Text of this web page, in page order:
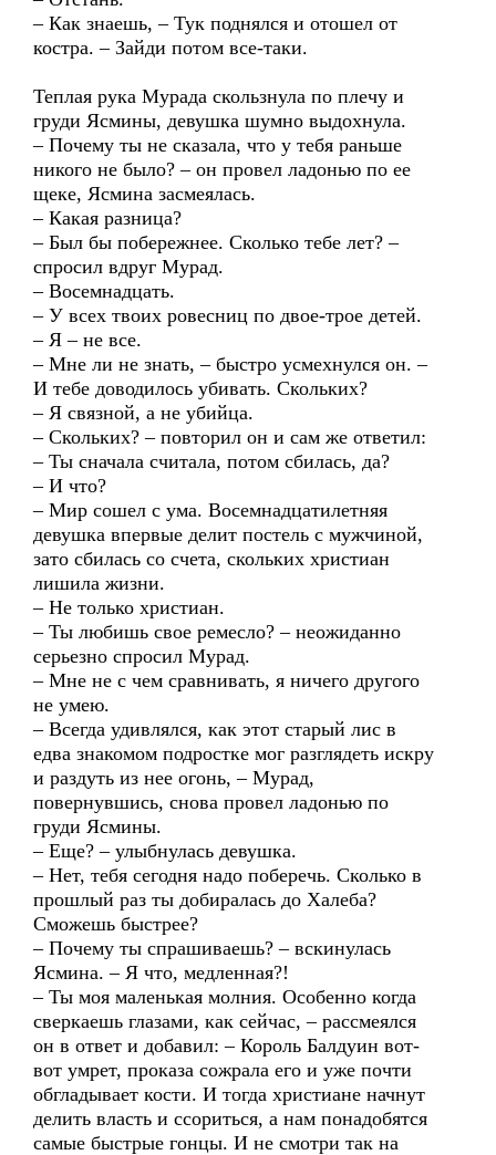
– Как знаешь, – Тук поднялся и отошел от
костра. – Зайди потом все-таки.
Теплая рука Мурада скользнула по плечу и
груди Ясмины, девушка шумно выдохнула.
– Почему ты не сказала, что у тебя раньше
никого не было? – он провел ладонью по ее
щеке, Ясмина засмеялась.
– Какая разница?
– Был бы побережнее. Сколько тебе лет? –
спросил вдруг Мурад.
– Восемнадцать.
– У всех твоих ровесниц по двое-трое детей.
– Я – не все.
– Мне ли не знать, – быстро усмехнулся он. –
И тебе доводилось убивать. Скольких?
– Я связной, а не убийца.
– Скольких? – повторил он и сам же ответил:
– Ты сначала считала, потом сбилась, да?
– И что?
– Мир сошел с ума. Восемнадцатилетняя
девушка впервые делит постель с мужчиной,
зато сбилась со счета, скольких христиан
лишила жизни.
– Не только христиан.
– Ты любишь свое ремесло? – неожиданно
серьезно спросил Мурад.
– Мне не с чем сравнивать, я ничего другого
не умею.
– Всегда удивлялся, как этот старый лис в
едва знакомом подростке мог разглядеть искру
и раздуть из нее огонь, – Мурад,
повернувшись, снова провел ладонью по
груди Ясмины.
– Еще? – улыбнулась девушка.
– Нет, тебя сегодня надо поберечь. Сколько в
прошлый раз ты добиралась до Халеба?
Сможешь быстрее?
– Почему ты спрашиваешь? – вскинулась
Ясмина. – Я что, медленная?!
– Ты моя маленькая молния. Особенно когда
сверкаешь глазами, как сейчас, – рассмеялся
он в ответ и добавил: – Король Балдуин вот-
вот умрет, проказа сожрала его и уже почти
обгладывает кости. И тогда христиане начнут
делить власть и ссориться, а нам понадобятся
самые быстрые гонцы. И не смотри так на